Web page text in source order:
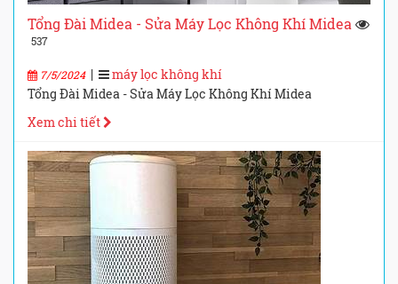
Tổng Đài Midea - Sửa Máy Lọc Không Khí Midea
537
7/5/2024|
máy lọc không khí
Tổng Đài Midea - Sửa Máy Lọc Không Khí Midea
Xem chi tiết